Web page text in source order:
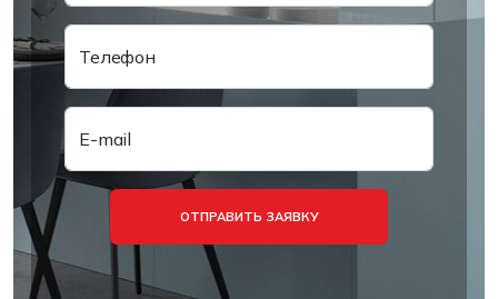
Телефон
E-mail
ОТПРАВИТЬ ЗАЯВКУ